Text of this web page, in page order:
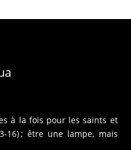
à la fois pour les saints et
16) ; être une lampe, mais